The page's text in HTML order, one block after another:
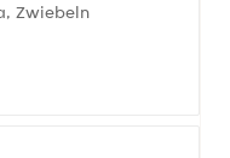
Zwiebeln